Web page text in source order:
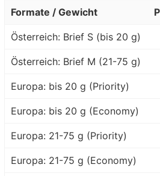
Formate / Gewicht
Österreich: Brief S (bis 20 g)
Österreich: Brief M (21-75 g)
Europa: bis 20 g (Priority)
Europa: bis 20 g (Economy)
Europa: 21-75 g (Priority)
Europa: 21-75 g (Economy)